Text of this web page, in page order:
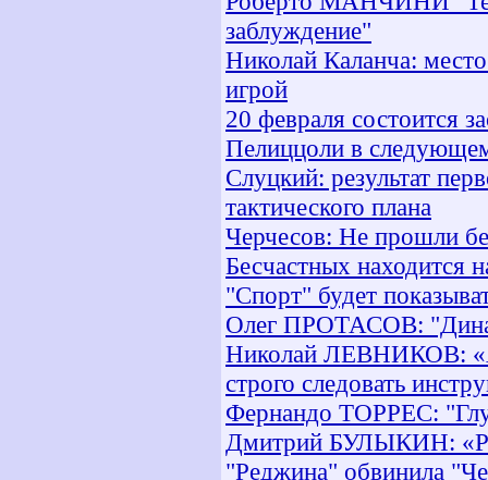
заблуждение"
Николай Каланча:
игрой
20 февраля состоится
Пелиццоли в
Слуцкий: результат
тактического плана
Черчесов: Не прошли
Бесчастных находится
"Спорт" будет
Олег ПРОТАСОВ:
Николай ЛЕВНИКОВ:
строго следовать
Фернандо ТОРРЕС:
Дмитрий БУЛЫКИН:
"Реджина" обвинила